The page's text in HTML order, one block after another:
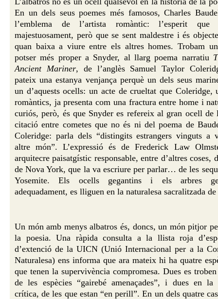
En un dels seus poemes més famosos, Charles
l’emblema de l’artista romàntic: l’esperit que
majestuosament, però que se sent maldestre i és
quan baixa a viure entre els altres homes. Trobam
potser més proper a Snyder, al llarg poema narratiu
Ancient Mariner, de l’anglès Samuel Taylor
pateix una estanya venjança perquè un dels seus
un d’aquests ocells: un acte de crueltat que Coleridge,
romàntics, ja presenta com una fractura entre home i
curiós, però, és que Snyder es refereix al gran ocell de
citació entre cometes que no és ni del poema de
Coleridge: parla dels “distingits estrangers vinguts a
altre món”. L’expressió és de Frederick Law
arquitecre paisatgístic responsable, entre d’altres coses,
de Nova York, que la va escriure per parlar… de les
Yosemite. Els ocells gegantins i els arbres
adequadament, es lliguen en la naturalesa sacralitzada
Un món amb menys albatros és, doncs, un món pitjor
la poesia. Una ràpida consulta a la llista roja
d’extenció de la UICN (Unió Internacional per a la
Naturalesa) ens informa que ara mateix hi ha quatre
que tenen la supervivència compromesa. Dues es
de les espècies “gairebé amenaçades”, i dues en la
crítica, de les que estan “en perill”. En un dels quatre